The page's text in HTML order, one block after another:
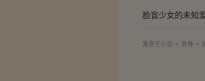
脸盲少女的未知
爱奇艺小说 > 青春 >